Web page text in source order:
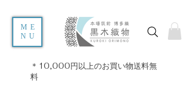
ME
NU
＊10,000円以上のお買い物送料無
料